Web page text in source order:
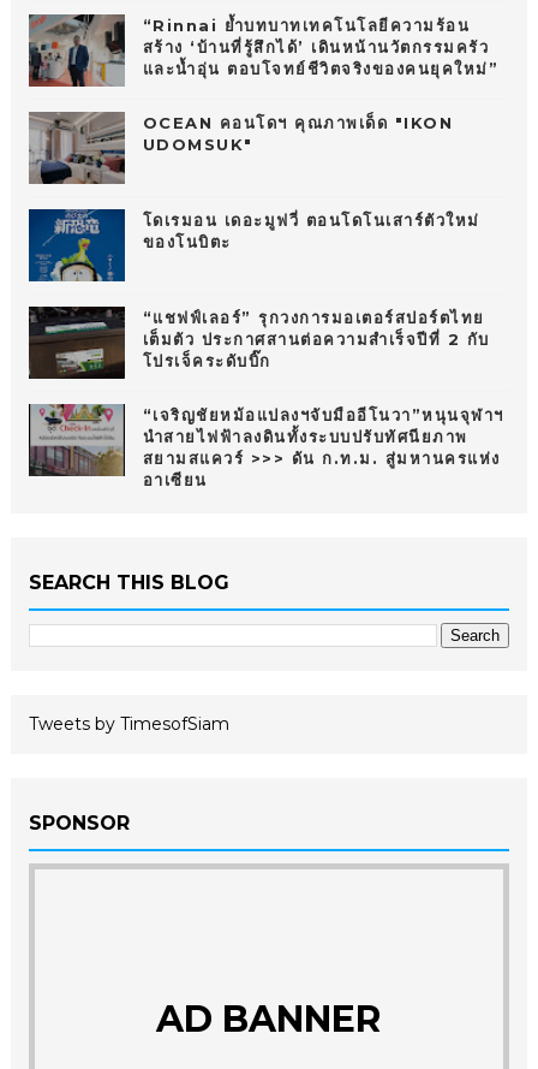
“Rinnai ย้ำบทบาทเทคโนโลยีความร้อน
สร้าง ‘บ้านที่รู้สึกได้’ เดินหน้านวัตกรรมครัว
และน้ำอุ่น ตอบโจทย์ชีวิตจริงของคนยุคใหม่”
OCEAN คอนโดฯ คุณภาพเด็ด "IKON
UDOMSUK"
โดเรมอน เดอะมูฟวี่ ตอนโดโนเสาร์ตัวใหม่
ของโนบิตะ
“แชฟฟ์เลอร์” รุกวงการมอเตอร์สปอร์ตไทย
เต็มตัว ประกาศสานต่อความสำเร็จปีที่ 2 กับ
โปรเจ็คระดับบิ๊ก
“เจริญชัยหม้อแปลงฯจับมืออีโนวา”หนุนจุฬาฯ
นำสายไฟฟ้าลงดินทั้งระบบปรับทัศนียภาพ
สยามสแควร์ >>> ดัน ก.ท.ม. สู่มหานครแห่ง
อาเซียน
SEARCH THIS BLOG
Tweets by TimesofSiam
SPONSOR
AD BANNER